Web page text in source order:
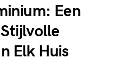
Een
Elk Huis